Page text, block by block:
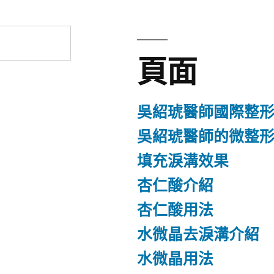
頁面
吳紹琥醫師國際整
吳紹琥醫師的微整
填充淚溝效果
杏仁酸介紹
杏仁酸用法
水微晶去淚溝介紹
水微晶用法